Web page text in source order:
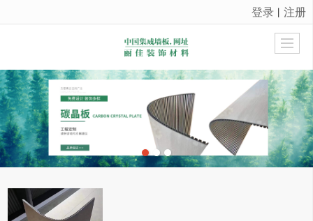
很遗憾，因您的浏览器版本过低导致无法获得最佳浏览体验，推荐下载安装谷歌浏览器！
登录 丨 注册